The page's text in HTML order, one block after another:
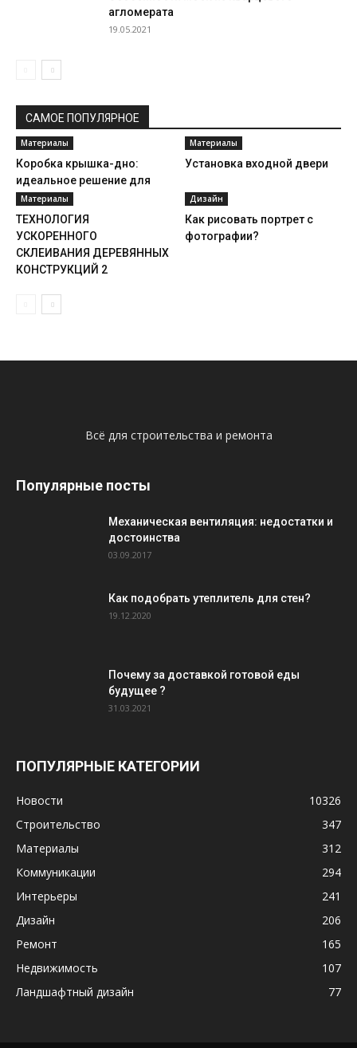
агломерата
19.05.2021
САМОЕ ПОПУЛЯРНОЕ
Материалы
Коробка крышка-дно:
идеальное решение для
упаковки
Материалы
Установка входной двери
Материалы
ТЕХНОЛОГИЯ
УСКОРЕННОГО
СКЛЕИВАНИЯ ДЕРЕВЯННЫХ
КОНСТРУКЦИЙ 2
Дизайн
Как рисовать портрет с
фотографии?
Всё для строительства и ремонта
Популярные посты
Механическая вентиляция: недостатки и
достоинства
03.09.2017
Как подобрать утеплитель для стен?
19.12.2020
Почему за доставкой готовой еды
будущее ?
31.03.2021
ПОПУЛЯРНЫЕ КАТЕГОРИИ
Новости
10326
Строительство
347
Материалы
312
Коммуникации
294
Интерьеры
241
Дизайн
206
Ремонт
165
Недвижимость
107
Ландшафтный дизайн
77